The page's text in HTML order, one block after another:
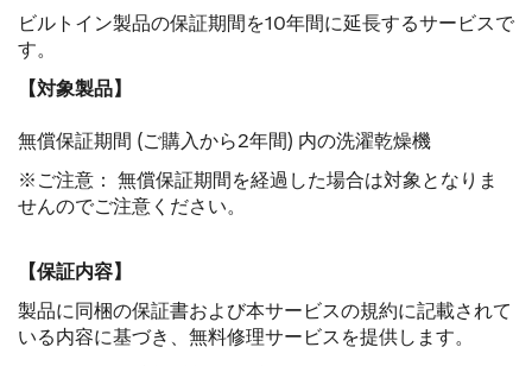
ビルトイン製品の保証期間を10年間に延長するサービスで
す。
【対象製品】
無償保証期間 (ご購入から2年間) 内の洗濯乾燥機
※ご注意： 無償保証期間を経過した場合は対象となりま
せんのでご注意ください。
【保証内容】
製品に同梱の保証書および本サービスの規約に記載されて
いる内容に基づき、無料修理サービスを提供します。